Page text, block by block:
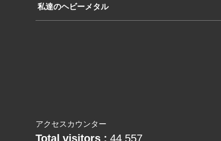
私達のヘビーメタル
アクセスカウンター
Total visitors : 44,557